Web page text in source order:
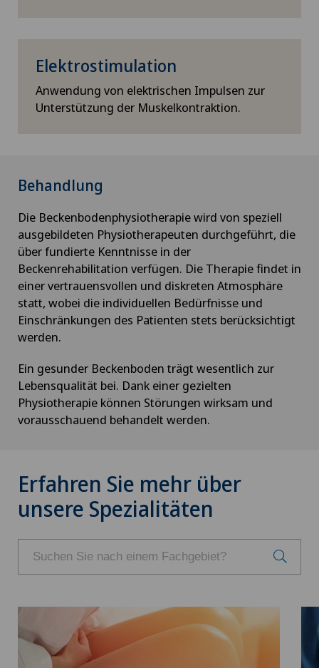
Elektrostimulation
Anwendung von elektrischen Impulsen zur
Unterstützung der Muskelkontraktion.
Behandlung
Die Beckenbodenphysiotherapie wird von speziell
ausgebildeten Physiotherapeuten durchgeführt, die
über fundierte Kenntnisse in der
Beckenrehabilitation verfügen. Die Therapie findet in
einer vertrauensvollen und diskreten Atmosphäre
statt, wobei die individuellen Bedürfnisse und
Einschränkungen des Patienten stets berücksichtigt
werden.
Ein gesunder Beckenboden trägt wesentlich zur
Lebensqualität bei. Dank einer gezielten
Physiotherapie können Störungen wirksam und
vorausschauend behandelt werden.
Erfahren Sie mehr über
unsere Spezialitäten